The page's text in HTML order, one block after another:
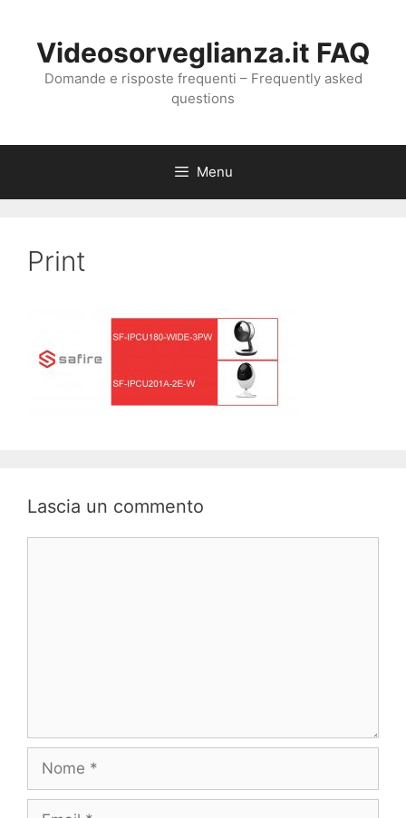
contenutoVideosorveglianza.it FAQ
Domande e risposte frequenti – Frequently asked
questions
Menu
Print
Lascia un commento
Nome
Email